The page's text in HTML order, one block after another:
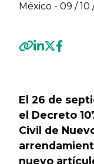
México - 09 / 10
El 26 de
el Decreto
Civil de
nuevo